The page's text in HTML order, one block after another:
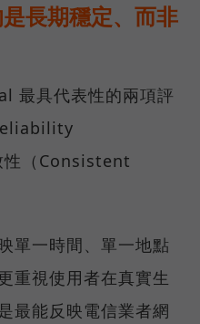
長期穩定、而非
最具代表性的兩項評
性（Consistent
單一時間、單一地點
重視使用者在真實生
最能反映電信業者網